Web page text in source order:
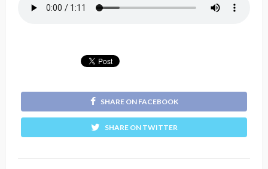
SHARE ON FACEBOOK
SHARE ON TWITTER